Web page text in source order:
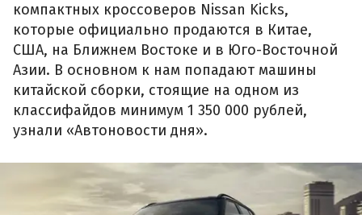
компактных кроссоверов Nissan Kicks,
которые официально продаются в Китае,
США, на Ближнем Востоке и в Юго-Восточной
Азии. В основном к нам попадают машины
китайской сборки, стоящие на одном из
классифайдов минимум 1 350 000 рублей,
узнали «Автоновости дня».